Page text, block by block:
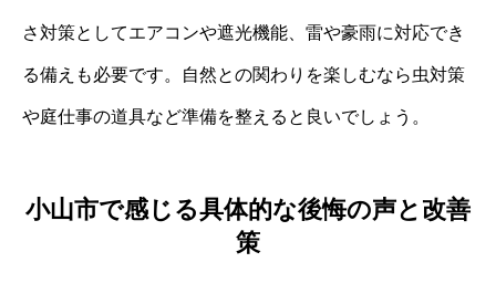
さ対策としてエアコンや遮光機能、雷や豪雨に対応でき
る備えも必要です。自然との関わりを楽しむなら虫対策
や庭仕事の道具など準備を整えると良いでしょう。
小山市で感じる具体的な後悔の声と改善
策